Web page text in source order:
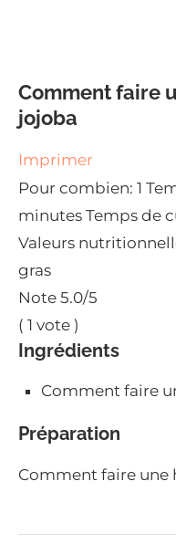
Comment faire
jojoba
Imprimer
Pour combien: 1
minutes Temps de
Valeurs
gras
Note 5.0/5
( 1 vote )
Ingrédients
Comment faire
Préparation
Comment faire une